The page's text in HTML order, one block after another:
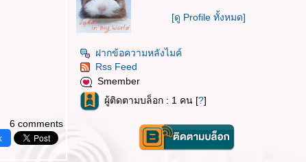
6 comments
[ดู Profile ทั้งหมด]
ฝากข้อความหลังไมค์
Rss Feed
Smember
ผู้ติดตามบล็อก : 1 คน [?]